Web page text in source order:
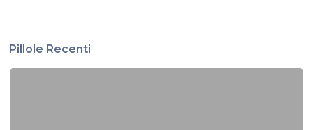
Pillole Recenti